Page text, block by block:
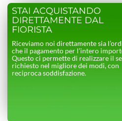
STAI ACQUISTANDO
DIRETTAMENTE DAL
FIORISTA
Riceviamo noi direttamente sia
che il pagamento per l’intero
Questo ci permette di realizzare il
richiesto nel migliore dei modi, con
reciproca soddisfazione.